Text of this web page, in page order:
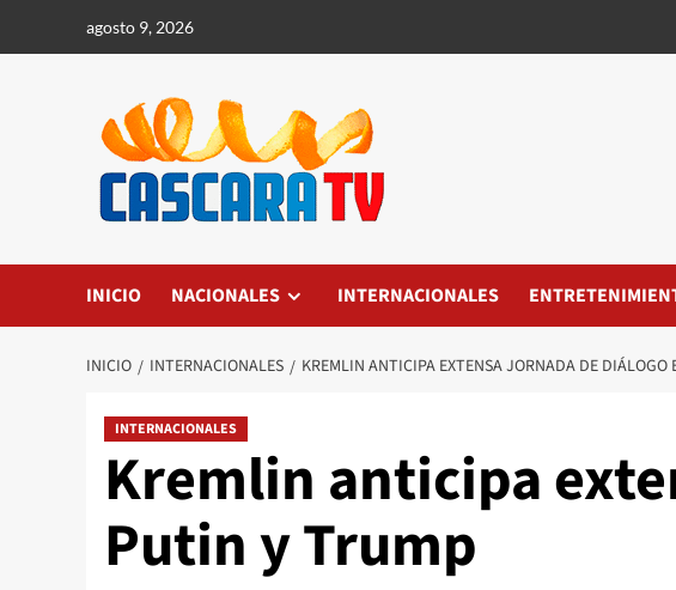
agosto 9, 2026
INICIO NACIONALES INTERNACIONALES
INICIO INTERNACIONALES KREMLIN ANTICIPA EXTENSA JORNADA DE DIÁLOGO
INTERNACIONALES
Kremlin anticipa
Putin y Trump